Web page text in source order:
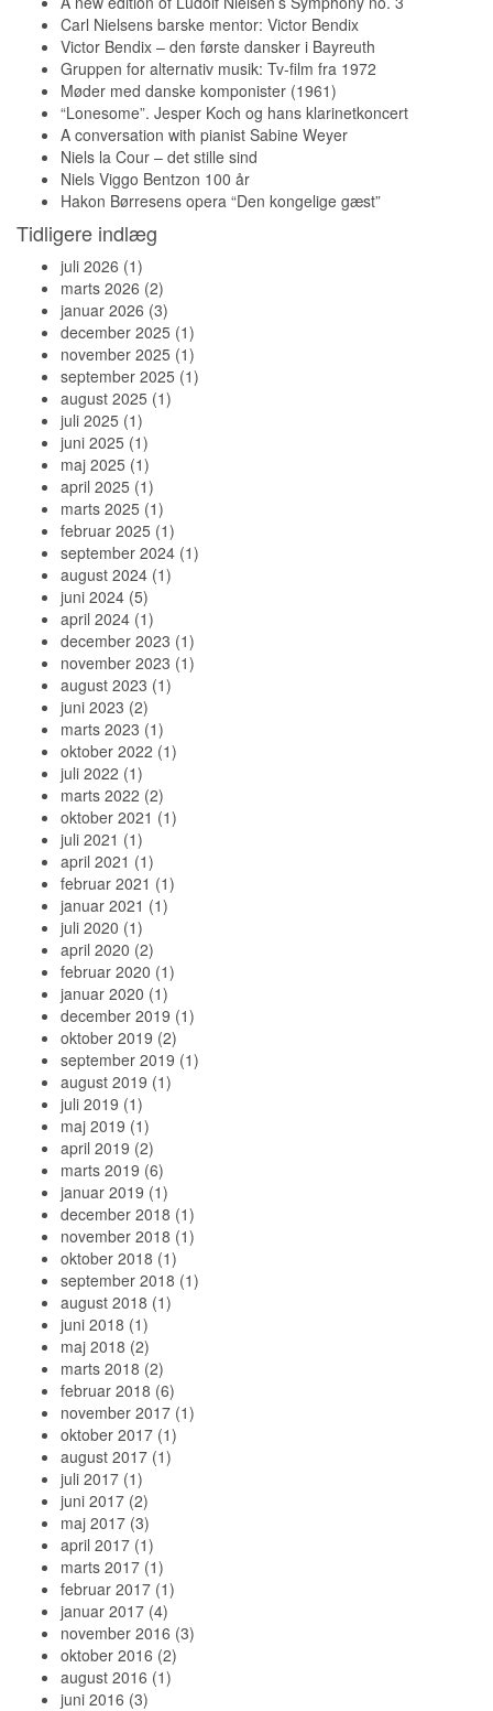
Carl Nielsens barske mentor: Victor Bendix
Victor Bendix – den første dansker i Bayreuth
Gruppen for alternativ musik: Tv-film fra 1972
Møder med danske komponister (1961)
“Lonesome”. Jesper Koch og hans klarinetkoncert
A conversation with pianist Sabine Weyer
Niels la Cour – det stille sind
Niels Viggo Bentzon 100 år
Hakon Børresens opera “Den kongelige gæst”
Tidligere indlæg
juli 2026 (1)
marts 2026 (2)
januar 2026 (3)
december 2025 (1)
november 2025 (1)
september 2025 (1)
august 2025 (1)
juli 2025 (1)
juni 2025 (1)
maj 2025 (1)
april 2025 (1)
marts 2025 (1)
februar 2025 (1)
september 2024 (1)
august 2024 (1)
juni 2024 (5)
april 2024 (1)
december 2023 (1)
november 2023 (1)
august 2023 (1)
juni 2023 (2)
marts 2023 (1)
oktober 2022 (1)
juli 2022 (1)
marts 2022 (2)
oktober 2021 (1)
juli 2021 (1)
april 2021 (1)
februar 2021 (1)
januar 2021 (1)
juli 2020 (1)
april 2020 (2)
februar 2020 (1)
januar 2020 (1)
december 2019 (1)
oktober 2019 (2)
september 2019 (1)
august 2019 (1)
juli 2019 (1)
maj 2019 (1)
april 2019 (2)
marts 2019 (6)
januar 2019 (1)
december 2018 (1)
november 2018 (1)
oktober 2018 (1)
september 2018 (1)
august 2018 (1)
juni 2018 (1)
maj 2018 (2)
marts 2018 (2)
februar 2018 (6)
november 2017 (1)
oktober 2017 (1)
august 2017 (1)
juli 2017 (1)
juni 2017 (2)
maj 2017 (3)
april 2017 (1)
marts 2017 (1)
februar 2017 (1)
januar 2017 (4)
november 2016 (3)
oktober 2016 (2)
august 2016 (1)
juni 2016 (3)